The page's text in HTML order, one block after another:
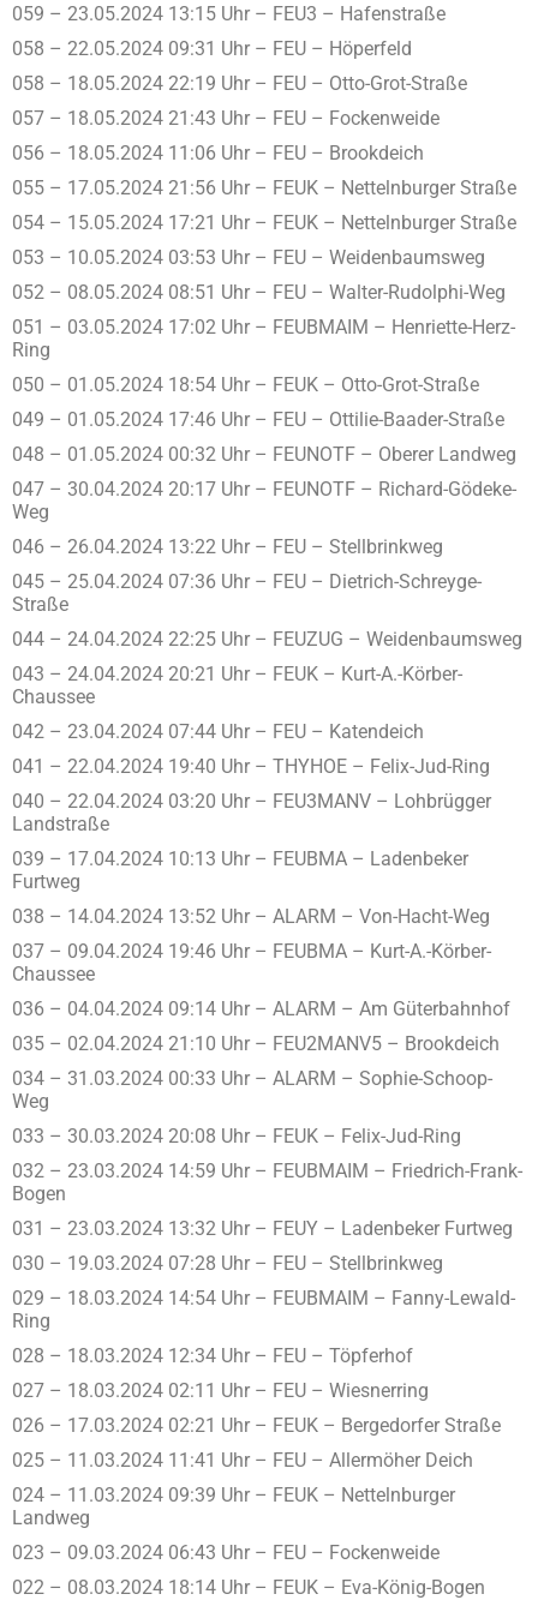
059 – 23.05.2024 13:15 Uhr – FEU3 – Hafenstraße
058 – 22.05.2024 09:31 Uhr – FEU – Höperfeld
058 – 18.05.2024 22:19 Uhr – FEU – Otto-Grot-Straße
057 – 18.05.2024 21:43 Uhr – FEU – Fockenweide
056 – 18.05.2024 11:06 Uhr – FEU – Brookdeich
055 – 17.05.2024 21:56 Uhr – FEUK – Nettelnburger Straße
054 – 15.05.2024 17:21 Uhr – FEUK – Nettelnburger Straße
053 – 10.05.2024 03:53 Uhr – FEU – Weidenbaumsweg
052 – 08.05.2024 08:51 Uhr – FEU – Walter-Rudolphi-Weg
051 – 03.05.2024 17:02 Uhr – FEUBMAIM – Henriette-Herz-
Ring
050 – 01.05.2024 18:54 Uhr – FEUK – Otto-Grot-Straße
049 – 01.05.2024 17:46 Uhr – FEU – Ottilie-Baader-Straße
048 – 01.05.2024 00:32 Uhr – FEUNOTF – Oberer Landweg
047 – 30.04.2024 20:17 Uhr – FEUNOTF – Richard-Gödeke-
Weg
046 – 26.04.2024 13:22 Uhr – FEU – Stellbrinkweg
045 – 25.04.2024 07:36 Uhr – FEU – Dietrich-Schreyge-
Straße
044 – 24.04.2024 22:25 Uhr – FEUZUG – Weidenbaumsweg
043 – 24.04.2024 20:21 Uhr – FEUK – Kurt-A.-Körber-
Chaussee
042 – 23.04.2024 07:44 Uhr – FEU – Katendeich
041 – 22.04.2024 19:40 Uhr – THYHOE – Felix-Jud-Ring
040 – 22.04.2024 03:20 Uhr – FEU3MANV – Lohbrügger
Landstraße
039 – 17.04.2024 10:13 Uhr – FEUBMA – Ladenbeker
Furtweg
038 – 14.04.2024 13:52 Uhr – ALARM – Von-Hacht-Weg
037 – 09.04.2024 19:46 Uhr – FEUBMA – Kurt-A.-Körber-
Chaussee
036 – 04.04.2024 09:14 Uhr – ALARM – Am Güterbahnhof
035 – 02.04.2024 21:10 Uhr – FEU2MANV5 – Brookdeich
034 – 31.03.2024 00:33 Uhr – ALARM – Sophie-Schoop-
Weg
033 – 30.03.2024 20:08 Uhr – FEUK – Felix-Jud-Ring
032 – 23.03.2024 14:59 Uhr – FEUBMAIM – Friedrich-Frank-
Bogen
031 – 23.03.2024 13:32 Uhr – FEUY – Ladenbeker Furtweg
030 – 19.03.2024 07:28 Uhr – FEU – Stellbrinkweg
029 – 18.03.2024 14:54 Uhr – FEUBMAIM – Fanny-Lewald-
Ring
028 – 18.03.2024 12:34 Uhr – FEU – Töpferhof
027 – 18.03.2024 02:11 Uhr – FEU – Wiesnerring
026 – 17.03.2024 02:21 Uhr – FEUK – Bergedorfer Straße
025 – 11.03.2024 11:41 Uhr – FEU – Allermöher Deich
024 – 11.03.2024 09:39 Uhr – FEUK – Nettelnburger
Landweg
023 – 09.03.2024 06:43 Uhr – FEU – Fockenweide
022 – 08.03.2024 18:14 Uhr – FEUK – Eva-König-Bogen